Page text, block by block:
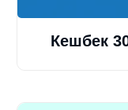
Кешбек